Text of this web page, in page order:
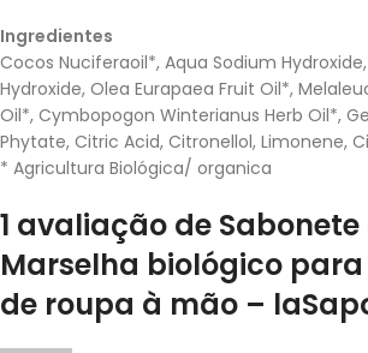
Ingredientes
Cocos Nuciferaoil*, Aqua Sodium
Hydroxide, Olea Eurapaea Fruit Oil*,
Oil*, Cymbopogon Winterianus Herb Oil*,
Phytate, Citric Acid, Citronellol, Limonene,
* Agricultura Biológica/ organica
1 avaliação de Sabonete
Marselha biológico
de roupa à mão –